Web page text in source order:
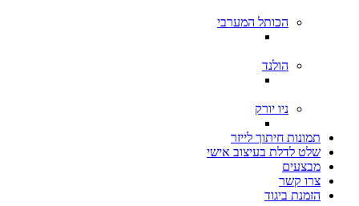
הכותל המערבי
הולנד
ניו יורק
תמונות חיתוך לייזר
שלט לדלת בעיצוב אישי
מבצעים
צרו קשר
הזמנת ביגוד